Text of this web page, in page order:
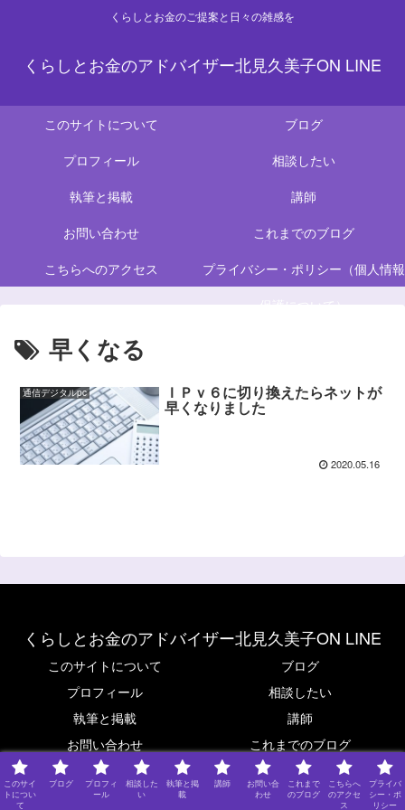
くらしとお金のご提案と日々の雑感を
くらしとお金のアドバイザー北見久美子ON LINE
このサイトについて
ブログ
プロフィール
相談したい
執筆と掲載
講師
お問い合わせ
これまでのブログ
こちらへのアクセス
プライバシー・ポリシー（個人情報
保護について）
早くなる
通信デジタルpc ＩＰｖ６に切り換えたらネットが
早くなりました
2020.05.16
くらしとお金のアドバイザー北見久美子ON LINE
このサイトについて
ブログ
プロフィール
相談したい
執筆と掲載
講師
お問い合わせ
これまでのブログ
こちらへのアクセス
プライバシー・ポリシー（個人情
報保護について）
このサイ
トについ
て
ブログ
プロフィ
ール
相談した
い
執筆と掲
載
講師
お問い合
わせ
これまで
のブログ
こちらへ
のアクセ
ス
プライバ
シー・ポ
リシー